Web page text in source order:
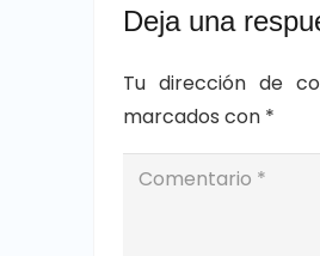
Deja una
Tu dirección de
marcados con *